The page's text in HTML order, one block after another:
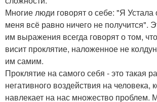
Многие люди говорят о себе: "Я
меня всё равно ничего не получится".
им выражения всегда говорят о том,
висит проклятие, наложенное не
им самим.
Проклятие на самого себя - это такая
негативного воздействия на человека,
навлекает на нас множество